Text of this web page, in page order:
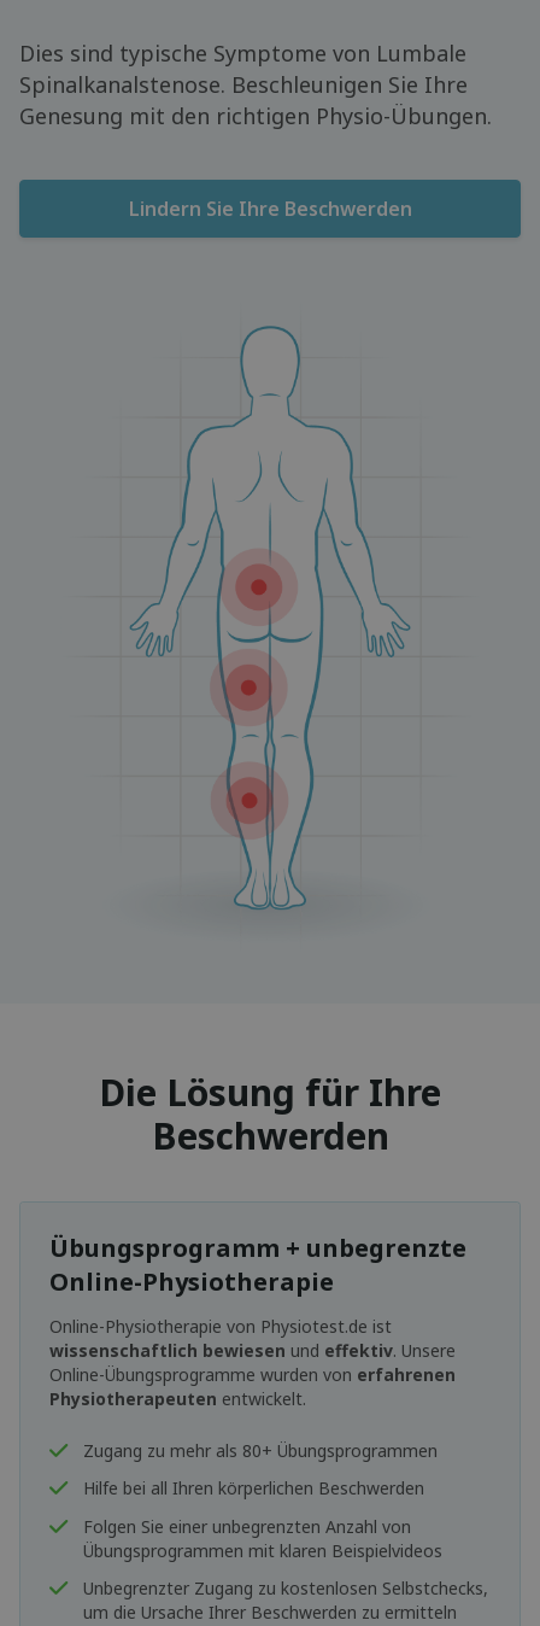
Dies sind typische Symptome von Lumbale
Spinalkanalstenose. Beschleunigen Sie Ihre
Genesung mit den richtigen Physio-Übungen.
Lindern Sie Ihre Beschwerden
Die Lösung für Ihre
Beschwerden
Übungsprogramm + unbegrenzte
Online-Physiotherapie
Online-Physiotherapie von Physiotest.de ist
wissenschaftlich bewiesen und effektiv. Unsere
Online-Übungsprogramme wurden von erfahrenen
Physiotherapeuten entwickelt.
Zugang zu mehr als 80+ Übungsprogrammen
Hilfe bei all Ihren körperlichen Beschwerden
Folgen Sie einer unbegrenzten Anzahl von
Übungsprogrammen mit klaren Beispielvideos
Unbegrenzter Zugang zu kostenlosen Selbstchecks,
um die Ursache Ihrer Beschwerden zu ermitteln